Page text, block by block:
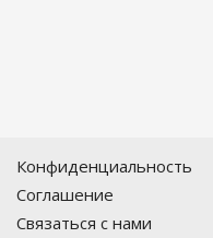
Конфиденциальность
Соглашение
Связаться с нами